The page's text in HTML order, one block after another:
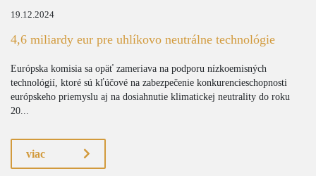
19.12.2024
4,6 miliardy eur pre uhlíkovo neutrálne technológie
Európska komisia sa opäť zameriava na podporu nízkoemisných
technológií, ktoré sú kľúčové na zabezpečenie konkurencieschopnosti
európskeho priemyslu aj na dosiahnutie klimatickej neutrality do roku
20...
viac